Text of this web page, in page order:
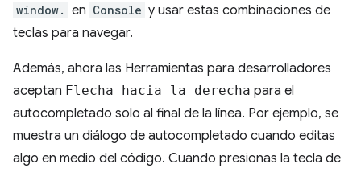
window. en Console y usar estas combinaciones de
teclas para navegar.
Además, ahora las Herramientas para desarrolladores
aceptan Flecha hacia la derecha para el
autocompletado solo al final de la línea. Por ejemplo, se
muestra un diálogo de autocompletado cuando editas
algo en medio del código. Cuando presionas la tecla de